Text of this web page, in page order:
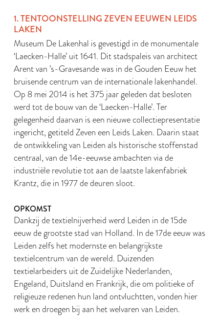
1. TENTOONSTELLING ZEVEN EEUWEN LEIDS
LAKEN
Museum De Lakenhal is gevestigd in de monumentale
‘Laecken-Halle’ uit 1641. Dit stadspaleis van architect
Arent van ’s-Gravesande was in de Gouden Eeuw het
bruisende centrum van de internationale lakenhandel.
Op 8 mei 2014 is het 375 jaar geleden dat besloten
werd tot de bouw van de ‘Laecken-Halle’. Ter
gelegenheid daarvan is een nieuwe collectiepresentatie
ingericht, getiteld Zeven een Leids Laken. Daarin staat
de ontwikkeling van Leiden als historische stoffenstad
centraal, van de 14e-eeuwse ambachten via de
industriële revolutie tot aan de laatste lakenfabriek
Krantz, die in 1977 de deuren sloot.
OPKOMST
Dankzij de textielnijverheid werd Leiden in de 15de
eeuw de grootste stad van Holland. In de 17de eeuw was
Leiden zelfs het modernste en belangrijkste
textielcentrum van de wereld. Duizenden
textielarbeiders uit de Zuidelijke Nederlanden,
Engeland, Duitsland en Frankrijk, die om politieke of
religieuze redenen hun land ontvluchtten, vonden hier
werk en droegen bij aan het welvaren van Leiden.